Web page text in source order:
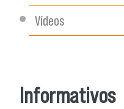
Vídeos
Informativos